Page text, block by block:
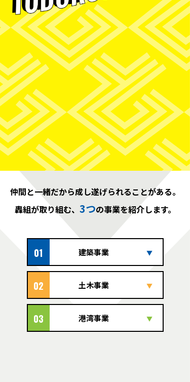
仲間と一緒だから成し遂げられることがある。
轟組が取り組む、 3つの事業を紹介します。
01 建築事業
02 土木事業
03 港湾事業